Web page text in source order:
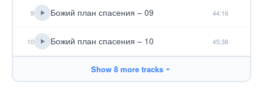
9 Божий план спасения – 09 44:16
10 Божий план спасения – 10 45:38
Show 8 more tracks